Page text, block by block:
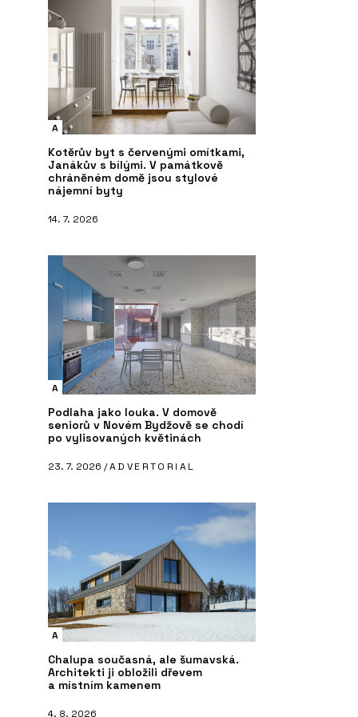
A
Kotěrův byt s červenými omítkami,
Janákův s bílými. V památkově
chráněném domě jsou stylové
nájemní byty
14. 7. 2026
A
Podlaha jako louka. V domově
seniorů v Novém Bydžově se chodí
po vylisovaných květinách
23. 7. 2026 /ADVERTORIAL
A
Chalupa současná, ale šumavská.
Architekti ji obložili dřevem
a místním kamenem
4. 8. 2026